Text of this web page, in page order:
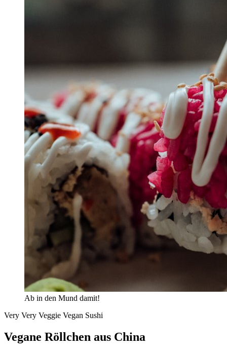
Ab in den Mund damit!
Very Very Veggie Vegan Sushi
Vegane Röllchen aus China